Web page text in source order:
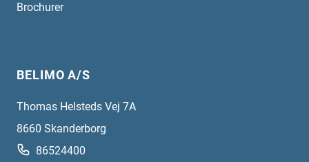
Brochurer
BELIMO A/S
Thomas Helsteds Vej 7A
8660 Skanderborg
86524400